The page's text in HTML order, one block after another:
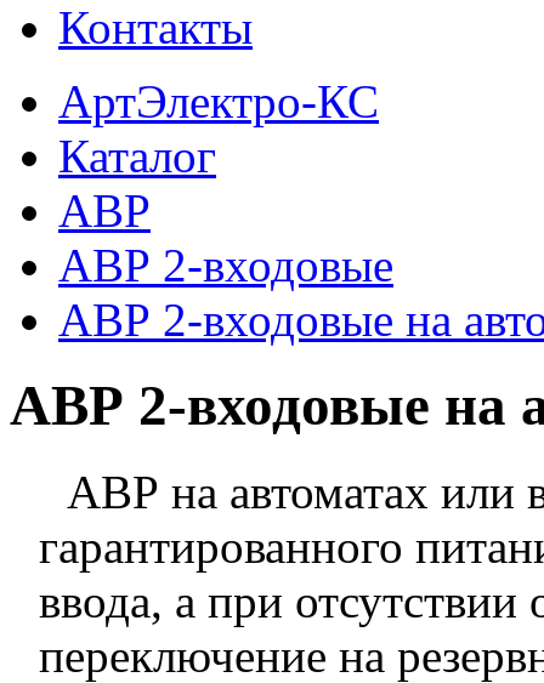
Контакты
АртЭлектро-КС
Каталог
АВР
АВР 2-входовые
АВР 2-входовые на
АВР 2-входовые на
АВР на автоматах или
гарантированного
ввода, а при
переключение на